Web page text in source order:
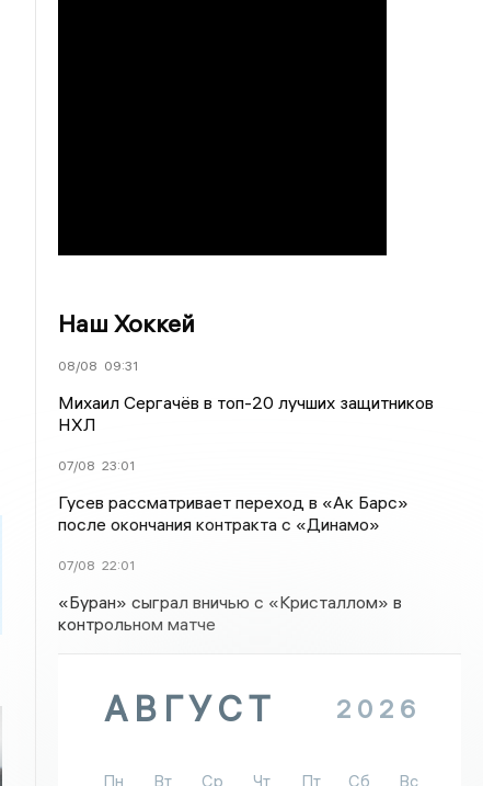
Наш Хоккей
08/08 09:31
Михаил Сергачёв в топ-20 лучших защитников
НХЛ
07/08 23:01
Гусев рассматривает переход в «Ак Барс»
после окончания контракта с «Динамо»
07/08 22:01
«Буран» сыграл вничью с «Кристаллом» в
контрольном матче
АВГУСТ 2026
Пн Вт Ср Чт Пт Сб
Вс